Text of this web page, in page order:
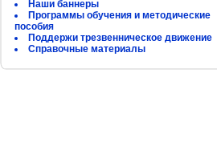
Наши баннеры
Программы обучения и методические
пособия
Поддержи трезвенническое движение
Справочные материалы